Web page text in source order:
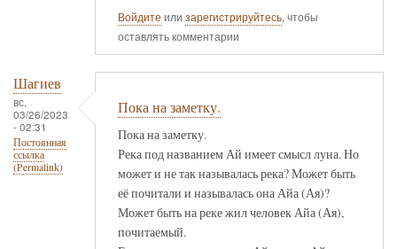
Войдите или зарегистрируйтесь, чтобы
оставлять комментарии
Шагиев
вс,
03/26/2023
- 02:31
Постоянная
ссылка
(Permalink)
Пока на заметку.
Пока на заметку.
Река под названием Ай имеет смысл луна. Но
может и не так называлась река? Может быть
её почитали и называлась она Айа (Ая)?
Может быть на реке жил человек Айа (Ая),
почитаемый.